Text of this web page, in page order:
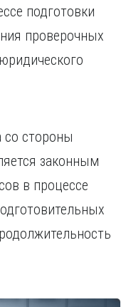
подготовки
проверочных
со стороны
законным
в процессе